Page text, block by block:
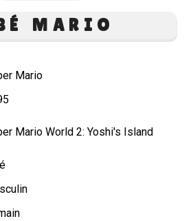
MARIO
Mario
Mario World 2: Yoshi's Island